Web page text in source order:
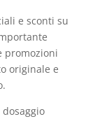
e sconti su
promozioni
originale e